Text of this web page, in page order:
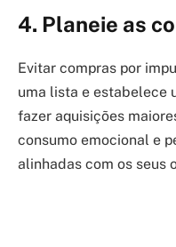
4. Planeie as
Evitar compras por
uma lista e estabelece
fazer aquisições
consumo emocional e
alinhadas com os seus